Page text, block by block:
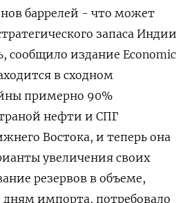
баррелей - что может
запаса Индии
сообщило издание Economic
в сходном
примерно 90%
нефти и СПГ
Востока, и теперь ​она
увеличения своих
резервов в объеме,
импорта, потребовало